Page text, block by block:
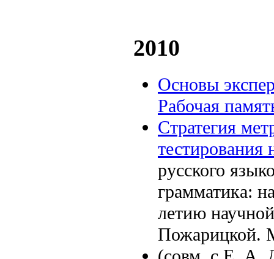
2010
Основы
Рабочая
Стратегия
тестирования
русского
грамматика:
летию
Пожарицкой.